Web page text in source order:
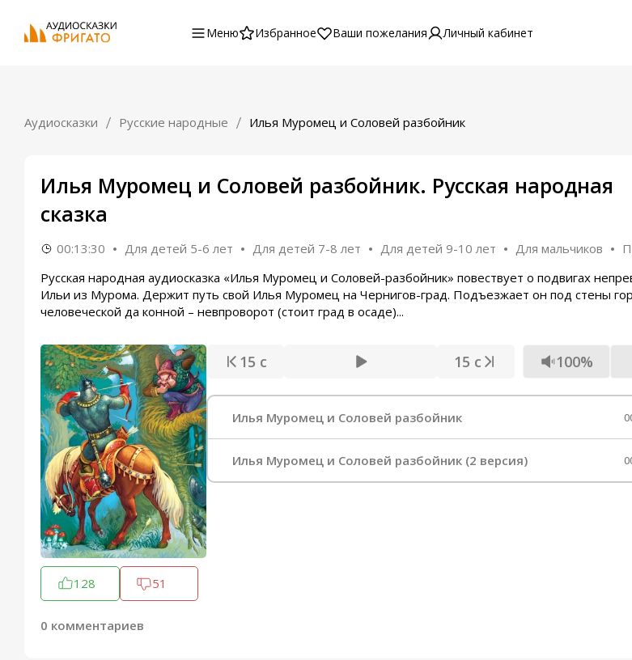
Меню Избранное Ваши пожелания Личный кабинет
Аудиосказки Русские народные Илья Муромец и Соловей разбойник
Илья Муромец и Соловей разбойник. Русская народная
сказка
00:13:30 Для детей 5-6 лет Для детей 7-8 лет Для детей 9-10 лет Для мальчиков
Русская народная аудиосказка «Илья Муромец и Соловей-разбойник» повествует о подвигах
Ильи из Мурома. Держит путь свой Илья Муромец на Чернигов-град. Подъезжает он под стены
человеческой да конной – невпроворот (стоит град в осаде)...
128 51
0 комментариев
15 с 15 с 100%
Илья Муромец и Соловей разбойник
Илья Муромец и Соловей разбойник (2 версия)